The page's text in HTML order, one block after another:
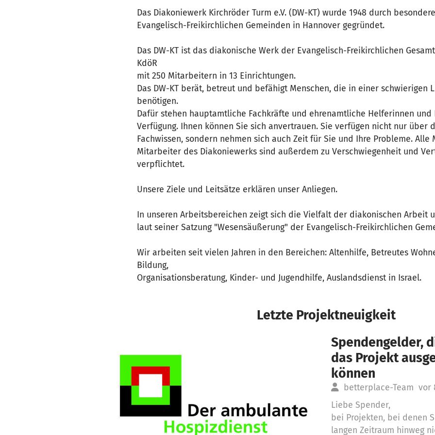
Das Diakoniewerk Kirchröder Turm e.V. (DW-KT) wurde 1948 durch
Evangelisch-Freikirchlichen Gemeinden in Hannover gegründet.
Das DW-KT ist das diakonische Werk der Evangelisch-Freikirchlichen
KdöR
mit 250 Mitarbeitern in 13 Einrichtungen.
Das DW-KT berät, betreut und befähigt Menschen, die in einer schwierigen
benötigen.
Dafür stehen hauptamtliche Fachkräfte und ehrenamtliche Helferinnen und
Verfügung. Ihnen können Sie sich anvertrauen. Sie verfügen nicht nur über
Fachwissen, sondern nehmen sich auch Zeit für Sie und Ihre Probleme.
Mitarbeiter des Diakoniewerks sind außerdem zu Verschwiegenheit und
verpflichtet.
Unsere Ziele und Leitsätze erklären unser Anliegen.
In unseren Arbeitsbereichen zeigt sich die Vielfalt der diakonischen Arbeit
laut seiner Satzung "Wesensäußerung" der Evangelisch-Freikirchlichen
Wir arbeiten seit vielen Jahren in den Bereichen: Altenhilfe, Betreutes
Bildung,
Organisationsberatung, Kinder- und Jugendhilfe, Auslandsdienst in Israel.
Letzte Projektneuigkeit
Spendengelder,
das Projekt
können
betterplace-Team vor
Liebe Spender,
bei Projekten, bei denen
langen Zeitraum hinweg